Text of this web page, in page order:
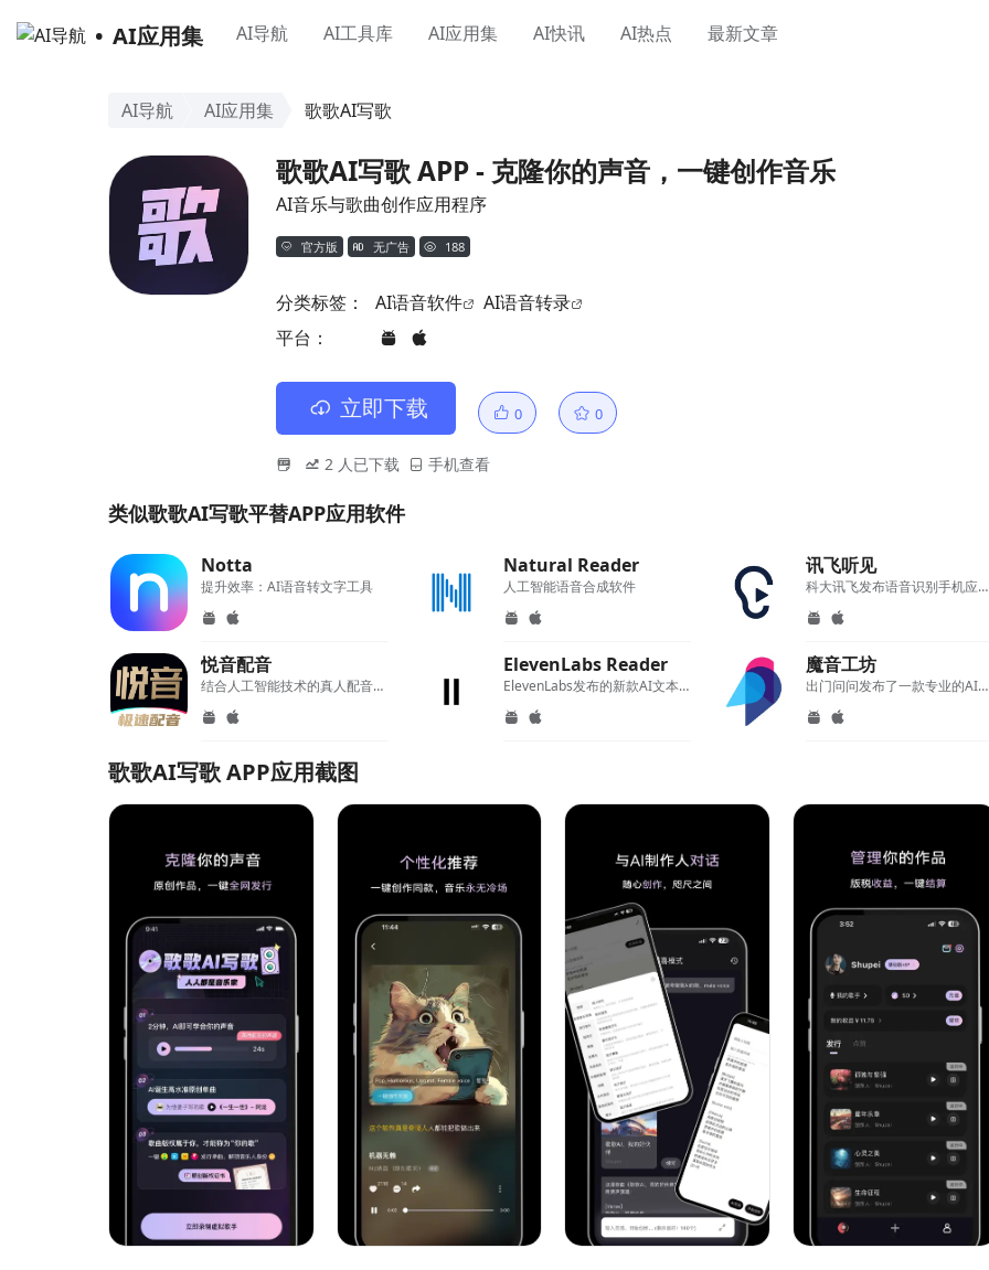
AI应用集 AI导航 AI工具库 AI应用集 AI快讯 AI热点 最新文章
AI导航 AI应用集 歌歌AI写歌
歌歌AI写歌 APP - 克隆你的声音，一键创作音乐
AI音乐与歌曲创作应用程序
官方版 无广告 188
分类标签： AI语音软件
AI语音转录
平台：
立即下载 0 0
2 人已下载 手机查看
类似歌歌AI写歌平替APP应用软件
Notta
提升效率：AI语音转文字工具
Natural Reader
人工智能语音合成软件
讯飞听见
科大讯飞发布语音识别手机应用，可将录音转换为文字
悦音配音
结合人工智能技术的真人配音平台
ElevenLabs Reader
ElevenLabs发布的新款AI文本转语音应用
魔音工坊
出门问问发布了一款专业的AI配音软件，让你的声音别具特色!
歌歌AI写歌 APP应用截图